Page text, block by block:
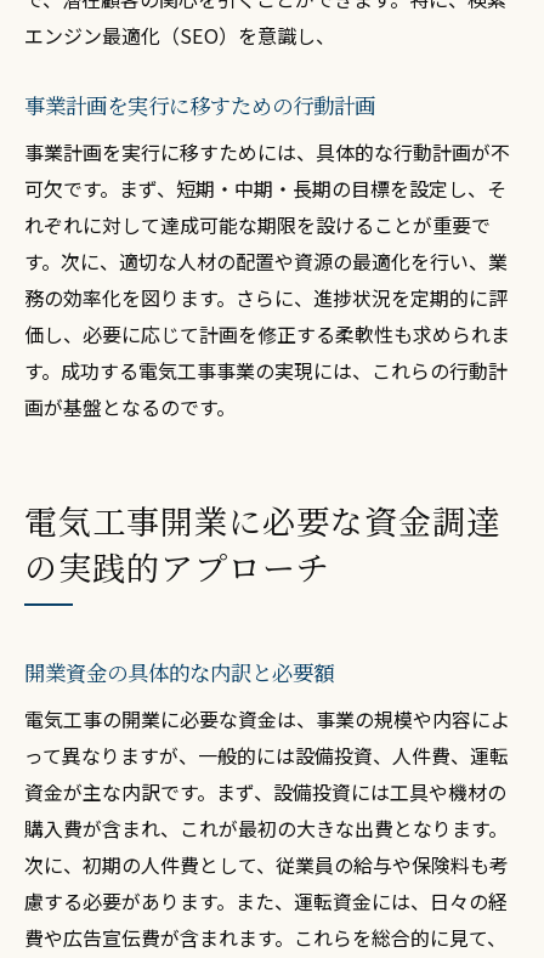
エンジン最適化（SEO）を意識し、
事業計画を実行に移すための行動計画
事業計画を実行に移すためには、具体的な行動計画が不
可欠です。まず、短期・中期・長期の目標を設定し、そ
れぞれに対して達成可能な期限を設けることが重要で
す。次に、適切な人材の配置や資源の最適化を行い、業
務の効率化を図ります。さらに、進捗状況を定期的に評
価し、必要に応じて計画を修正する柔軟性も求められま
す。成功する電気工事事業の実現には、これらの行動計
画が基盤となるのです。
電気工事開業に必要な資金調達
の実践的アプローチ
開業資金の具体的な内訳と必要額
電気工事の開業に必要な資金は、事業の規模や内容によ
って異なりますが、一般的には設備投資、人件費、運転
資金が主な内訳です。まず、設備投資には工具や機材の
購入費が含まれ、これが最初の大きな出費となります。
次に、初期の人件費として、従業員の給与や保険料も考
慮する必要があります。また、運転資金には、日々の経
費や広告宣伝費が含まれます。これらを総合的に見て、